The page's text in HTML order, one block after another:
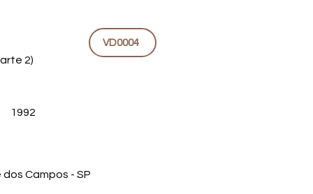
2)
VD0004
1992
dos Campos - SP